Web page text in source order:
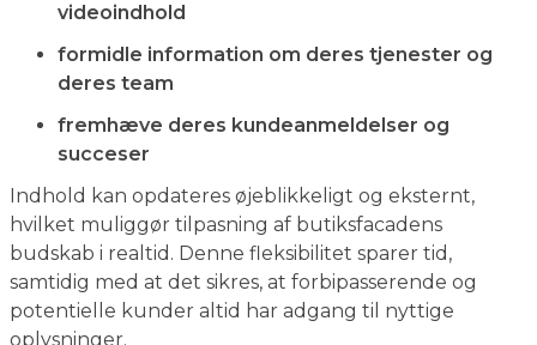
videoindhold
formidle information om deres tjenester og
deres team
fremhæve deres kundeanmeldelser og
succeser
Indhold kan opdateres øjeblikkeligt og eksternt,
hvilket muliggør tilpasning af butiksfacadens
budskab i realtid. Denne fleksibilitet sparer tid,
samtidig med at det sikres, at forbipasserende og
potentielle kunder altid har adgang til nyttige
oplysninger.